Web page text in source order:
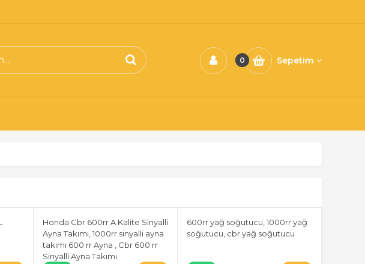
0 Sepetim
Honda Cbr 600rr A Kalite Sinyalli
Ayna Takımı, 1000rr sinyalli ayna
takımı 600 rr Ayna , Cbr 600 rr
Sinyalli Ayna Takımı
600rr yağ soğutucu, 1000rr yağ
soğutucu, cbr yağ soğutucu